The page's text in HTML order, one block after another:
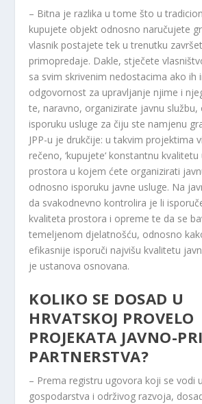
– Bitna je razlika u tome što u
kupujete objekt odnosno naručujete
vlasnik postajete tek u trenutku
primopredaje. Dakle, stječete
sa svim skrivenim nedostacima ako ih
odgovornost za upravljanje njime i
te, naravno, organizirate javnu službu,
isporuku usluge za čiju ste namjenu
JPP-u je drukčije: u takvim projektima
rečeno, ‘kupujete‘ konstantnu
prostora u kojem ćete organizirati
odnosno isporuku javne usluge. Na
da svakodnevno kontrolira je li
kvaliteta prostora i opreme te da se
temeljenom djelatnošću, odnosno
efikasnije isporuči najvišu kvalitetu
je ustanova osnovana.
KOLIKO SE DOSAD U
HRVATSKOJ PROVELO
PROJEKATA JAVNO-
PARTNERSTVA?
– Prema registru ugovora koji se vodi
gospodarstva i održivog razvoja,